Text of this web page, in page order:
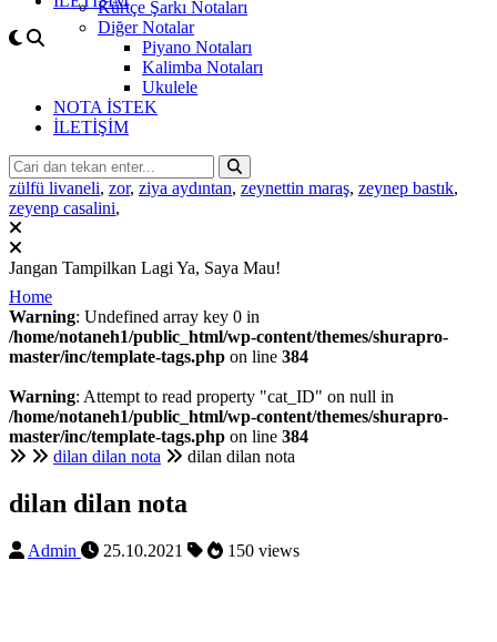
Kürtçe Şarkı Notaları
Diğer Notalar
Piyano Notaları
Kalimba Notaları
Ukulele
NOTA İSTEK
İLETİŞİM
zülfü livaneli, zor, ziya aydıntan, zeynettin maraş, zeynep bastık,
zeyenp casalini,
Jangan Tampilkan Lagi Ya, Saya Mau!
Home
Warning: Undefined array key 0 in
/home/notaneh1/public_html/wp-content/themes/shurapro-
master/inc/template-tags.php on line 384
Warning: Attempt to read property "cat_ID" on null in
/home/notaneh1/public_html/wp-content/themes/shurapro-
master/inc/template-tags.php on line 384
dilan dilan nota
dilan dilan nota
dilan dilan nota
Admin 25.10.2021 150 views